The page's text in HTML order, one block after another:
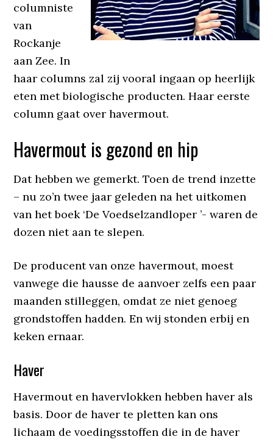
columniste
van
Rockanje
aan Zee. In
haar columns zal zij vooral ingaan op heerlijk
eten met biologische producten. Haar eerste
column gaat over havermout.
Havermout is gezond en hip
Dat hebben we gemerkt. Toen de trend inzette
– nu zo’n twee jaar geleden na het uitkomen
van het boek ‘De Voedselzandloper ’- waren de
dozen niet aan te slepen.
De producent van onze havermout, moest
vanwege die hausse de aanvoer zelfs een paar
maanden stilleggen, omdat ze niet genoeg
grondstoffen hadden. En wij stonden erbij en
keken ernaar.
Haver
Havermout en havervlokken hebben haver als
basis. Door de haver te pletten kan ons
lichaam de voedingsstoffen die in de haver